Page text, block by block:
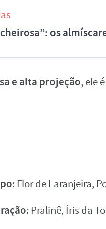
os
e alta projeção, ele
: Flor de Laranjeira,
: Pralinê, Íris da